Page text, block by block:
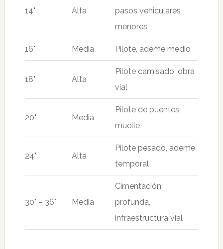
14" Alta
pasos vehiculares
menores
16" Media Pilote, ademe medio
18" Alta
Pilote camisado, obra
vial
20" Media
Pilote de puentes,
muelle
24" Alta
Pilote pesado, ademe
temporal
30" – 36" Media
Cimentación
profunda,
infraestructura vial